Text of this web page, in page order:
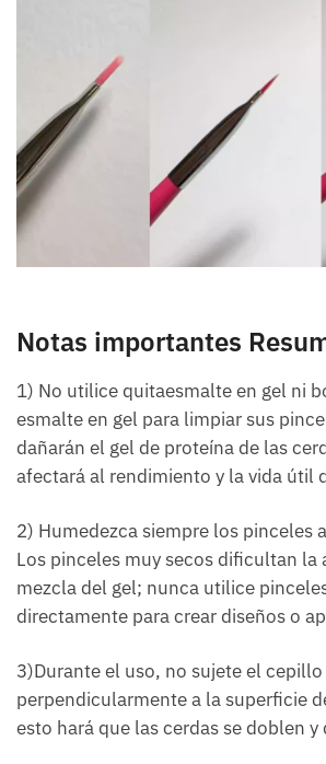
Notas importantes
1) No utilice quitaesmalte en gel ni
esmalte en gel para limpiar sus
dañarán el gel de proteína de las
afectará al rendimiento y la vida útil
2) Humedezca siempre los pinceles
Los pinceles muy secos dificultan la
mezcla del gel; nunca utilice
directamente para crear diseños o
3)Durante el uso, no sujete el cepillo
perpendicularmente a la superficie
esto hará que las cerdas se doblen